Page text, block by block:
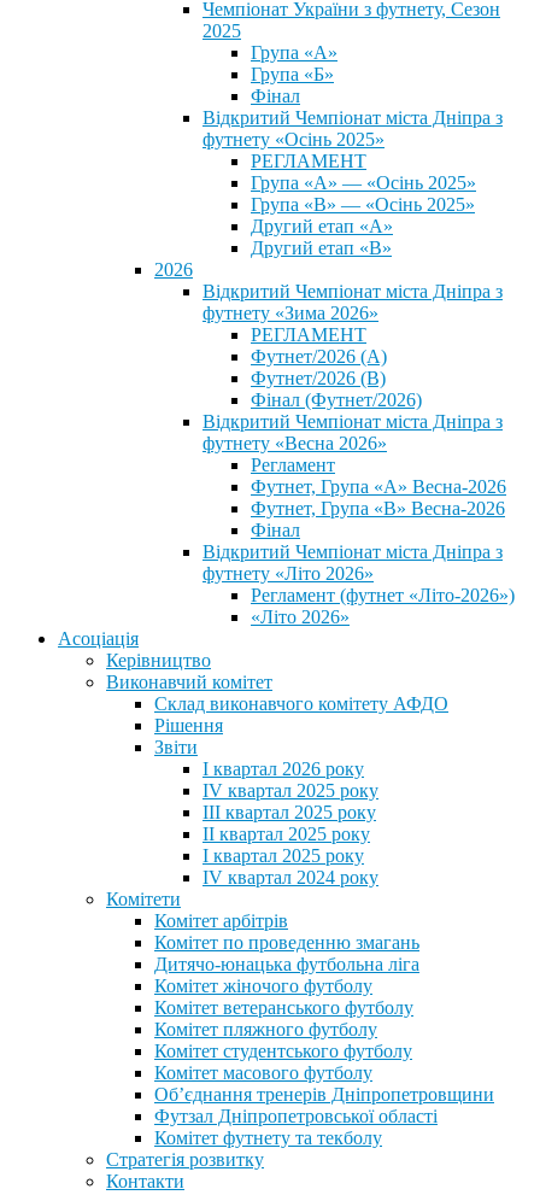
Чемпіонат України з футнету, Сезон
2025
Група «А»
Група «Б»
Фінал
Відкритий Чемпіонат міста Дніпра з
футнету «Осінь 2025»
РЕГЛАМЕНТ
Група «А» — «Осінь 2025»
Група «В» — «Осінь 2025»
Другий етап «А»
Другий етап «В»
2026
Відкритий Чемпіонат міста Дніпра з
футнету «Зима 2026»
РЕГЛАМЕНТ
Футнет/2026 (А)
Футнет/2026 (В)
Фінал (Футнет/2026)
Відкритий Чемпіонат міста Дніпра з
футнету «Весна 2026»
Регламент
Футнет, Група «А» Весна-2026
Футнет, Група «В» Весна-2026
Фінал
Відкритий Чемпіонат міста Дніпра з
футнету «Літо 2026»
Регламент (футнет «Літо-2026»)
«Літо 2026»
Асоціація
Керівництво
Виконавчий комітет
Склад виконавчого комітету АФДО
Рішення
Звіти
I квартал 2026 року
IV квартал 2025 року
III квартал 2025 року
II квартал 2025 року
I квартал 2025 року
IV квартал 2024 року
Комітети
Комітет арбітрів
Комітет по проведенню змагань
Дитячо-юнацька футбольна ліга
Комітет жіночого футболу
Комітет ветеранського футболу
Комітет пляжного футболу
Комітет студентського футболу
Комітет масового футболу
Обʼєднання тренерів Дніпропетровщини
Футзал Дніпропетровської області
Комітет футнету та текболу
Стратегія розвитку
Контакти